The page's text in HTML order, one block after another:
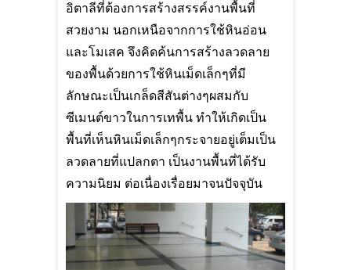
อิตาลีที่ต้องการสร้างสรรค์งานพื้นที่
สวยงาม นอกเหนือจากการใช้หินอ่อน
และโมเสค จึงคิดค้นการสร้างลวดลาย
ของพื้นด้วยการใช้หินเม็ดเล็กๆที่มี
ลักษณะเป็นเกล็ดสีสันต่างๆผสมกับ
ซีเมนต์ขาวในการเทพื้น ทำให้เกิดเป็น
พื้นที่เห็นหินเม็ดเล็กๆกระจายอยู่เต็มเป็น
ลวดลายที่แปลกตา เป็นงานพื้นที่ได้รับ
ความนิยม ต่อเนื่องเรื่อยมาจนปัจจุบัน